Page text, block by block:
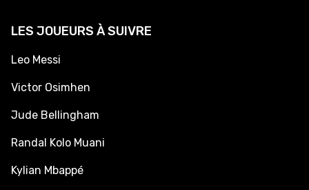
LES JOUEURS À SUIVRE
Leo Messi
Victor Osimhen
Jude Bellingham
Randal Kolo Muani
Kylian Mbappé